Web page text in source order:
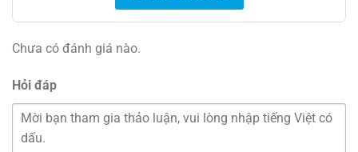
Chưa có đánh giá nào.
Hỏi đáp